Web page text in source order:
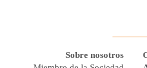
Sobre nosotros